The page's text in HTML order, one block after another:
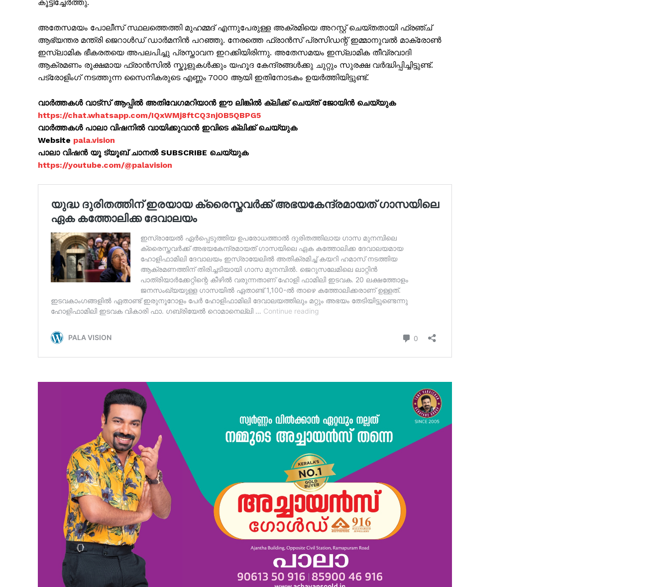
കൂട്ടിച്ചേര്‍ത്തു.
അതേസമയം പോലീസ് സ്ഥലത്തെത്തി മുഹമ്മദ് എന്നുപേരുള്ള അക്രമിയെ അറസ്റ്റ് ചെയ്തതായി ഫ്രഞ്ച്
ആഭ്യന്തര മന്ത്രി ജെറാൾഡ് ഡാർമനിൻ പറഞ്ഞു. നേരത്തെ ഫ്രാൻസ് പ്രസിഡന്റ് ഇമ്മാനുവൽ മാക്രോൺ
ഇസ്ലാമിക ഭീകരതയെ അപലപിച്ചു പ്രസ്താവന ഇറക്കിയിരിന്നു. അതേസമയം ഇസ്ലാമിക തീവ്രവാദി
ആക്രമണം രൂക്ഷമായ ഫ്രാന്‍സില്‍ സ്കൂളുകൾക്കും യഹൂദ കേന്ദ്രങ്ങള്‍ക്കു ചുറ്റും സുരക്ഷ വർദ്ധിപ്പിച്ചിട്ടുണ്ട്.
പട്രോളിംഗ് നടത്തുന്ന സൈനികരുടെ എണ്ണം 7000 ആയി ഇതിനോടകം ഉയർത്തിയിട്ടുണ്ട്.
വാർത്തകൾ വാട്സ് ആപ്പിൽ അതിവേഗമറിയാൻ ഈ ലിങ്കിൽ ക്ലിക്ക് ചെയ്ത് ജോയിൻ ചെയ്യുക
https://chat.whatsapp.com/IQxWMj8ftCQ3njOB5QBPG5
വാർത്തകൾ പാലാ വിഷനിൽ വായിക്കുവാൻ ഇവിടെ ക്ലിക്ക് ചെയ്യുക
Website pala.vision
പാലാ വിഷൻ യൂ ട്യൂബ് ചാനൽ SUBSCRIBE ചെയ്യുക
https://youtube.com/@palavision